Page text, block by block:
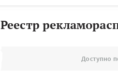
Реестр
Доступно